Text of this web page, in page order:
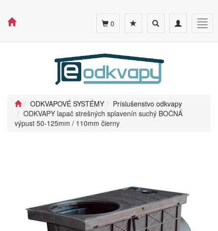
Toggle
navigation
Toggle
search
0
ODKVAPOVÉ SYSTÉMY
Príslušenstvo odkvapy
ODKVAPY lapač strešných splavenín suchý BOČNÁ
výpust 50-125mm / 110mm čierny